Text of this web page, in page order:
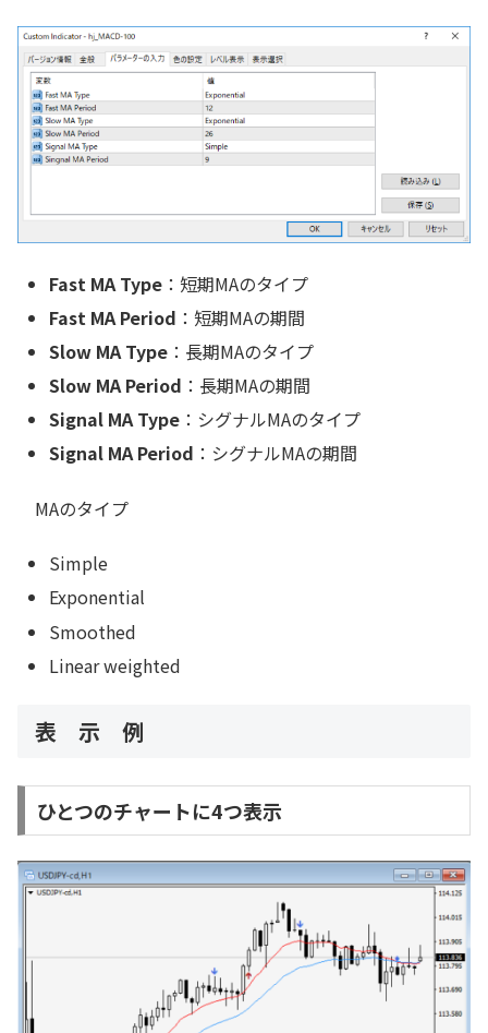
Fast MA Type ：短期MAのタイプ
Fast MA Period ：短期MAの期間
Slow MA Type ：長期MAのタイプ
Slow MA Period ：長期MAの期間
Signal MA Type ：シグナルMAのタイプ
Signal MA Period ：シグナルMAの期間
MAのタイプ
Simple
Exponential
Smoothed
Linear weighted
表 示 例
ひとつのチャートに4つ表示